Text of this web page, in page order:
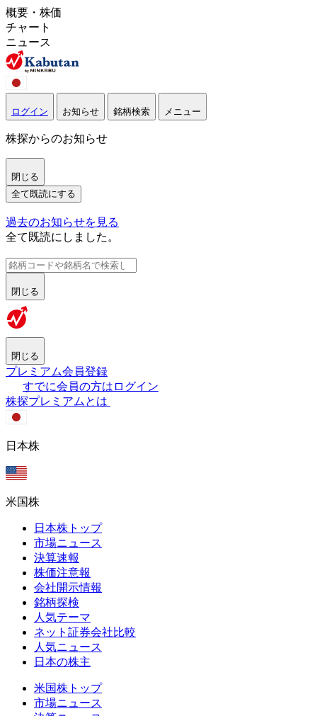
概要・株価
チャート
ニュース
ログイン お知らせ 銘柄検索 メニュー
株探からのお知らせ
閉じる
全て既読にする
過去のお知らせを見る
全て既読にしました。
閉じる
閉じる
プレミアム会員登録
すでに会員の方はログイン
株探プレミアムとは
日本株
米国株
日本株トップ
市場ニュース
決算速報
株価注意報
会社開示情報
銘柄探検
人気テーマ
ネット証券会社比較
人気ニュース
日本の株主
米国株トップ
市場ニュース